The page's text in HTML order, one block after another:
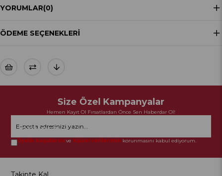
YORUMLAR(0)
ÖDEME SEÇENEKLERI
Size Özel Kampanyalar
Hemen Kayıt Ol Fırsatlardan Önce Sen Haberdar Ol!
GÖNDER
Üyelik koşullarını ve kişisel verilerimin korunmasını kabul ediyorum.